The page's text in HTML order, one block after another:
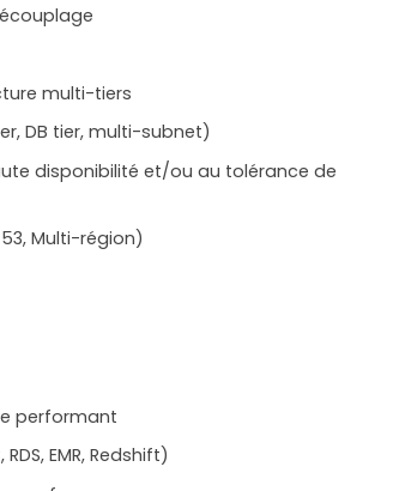
multi-tiers
DB tier, multi-subnet)
disponibilité et/ou au tolérance de
Multi-région)
performant
EMR, Redshift)